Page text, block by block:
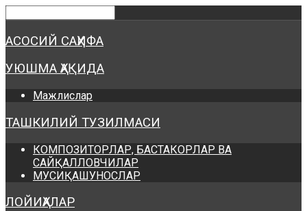
АСОСИЙ САҲИФА
УЮШМА ҲАҚИДА
Мажлислар
ТАШКИЛИЙ ТУЗИЛМАСИ
КОМПОЗИТОРЛАР, БАСТАКОРЛАР ВА
САЙҚАЛЛОВЧИЛАР
МУСИҚАШУНОСЛАР
ЛОЙИҲАЛАР
Предыдущий
год
Предыдущий
месяц
Следующий
год
Следующий
месяц